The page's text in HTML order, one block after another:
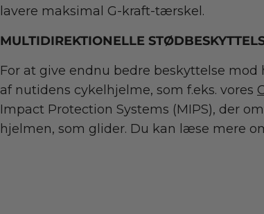
lavere maksimal G-kraft-tærskel.
MULTIDIREKTIONELLE
For at give endnu bedre beskyttelse
af nutidens cykelhjelme, som f.eks. vores
Impact Protection Systems (MIPS), der
hjelmen, som glider. Du kan læse mere